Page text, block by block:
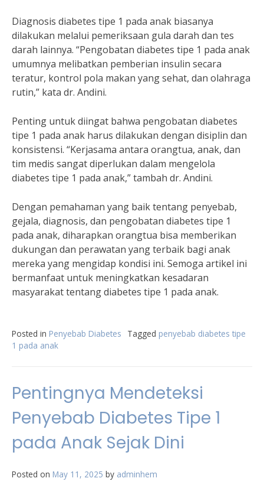
Diagnosis diabetes tipe 1 pada anak biasanya
dilakukan melalui pemeriksaan gula darah dan tes
darah lainnya. “Pengobatan diabetes tipe 1 pada anak
umumnya melibatkan pemberian insulin secara
teratur, kontrol pola makan yang sehat, dan olahraga
rutin,” kata dr. Andini.
Penting untuk diingat bahwa pengobatan diabetes
tipe 1 pada anak harus dilakukan dengan disiplin dan
konsistensi. “Kerjasama antara orangtua, anak, dan
tim medis sangat diperlukan dalam mengelola
diabetes tipe 1 pada anak,” tambah dr. Andini.
Dengan pemahaman yang baik tentang penyebab,
gejala, diagnosis, dan pengobatan diabetes tipe 1
pada anak, diharapkan orangtua bisa memberikan
dukungan dan perawatan yang terbaik bagi anak
mereka yang mengidap kondisi ini. Semoga artikel ini
bermanfaat untuk meningkatkan kesadaran
masyarakat tentang diabetes tipe 1 pada anak.
Posted in Penyebab Diabetes Tagged penyebab diabetes tipe
1 pada anak
Pentingnya Mendeteksi
Penyebab Diabetes Tipe 1
pada Anak Sejak Dini
Posted on May 11, 2025 by adminhem